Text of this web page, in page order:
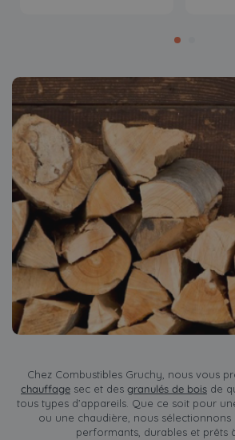
Chez Combustibles Gruchy, nous vous
chauffage sec et des granulés de bois de
tous types d’appareils. Que ce soit pour
ou une chaudière, nous sélectionnons
performants, durables et prêts